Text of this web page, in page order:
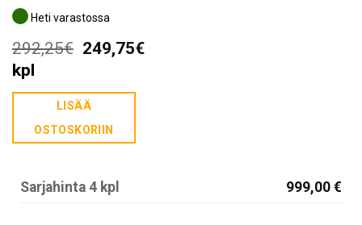
Heti varastossa
292,25€ Alkuperäinen
oli:
292,25€.
249,75€Nykyinen
kpl
LISÄÄ
OSTOSKORIIN
Sarjahinta 4 kpl 999,00 €